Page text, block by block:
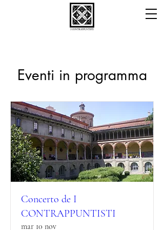
Eventi in programma
Concerto de I
CONTRAPPUNTISTI
mar 10 nov